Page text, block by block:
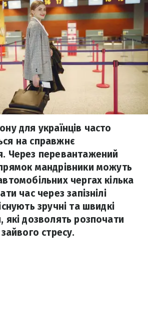
для українців часто
на справжнє
Через перевантажений
мандрівники можуть
чергах кілька
час через запізнілі
зручні та швидкі
які дозволять розпочати
стресу.